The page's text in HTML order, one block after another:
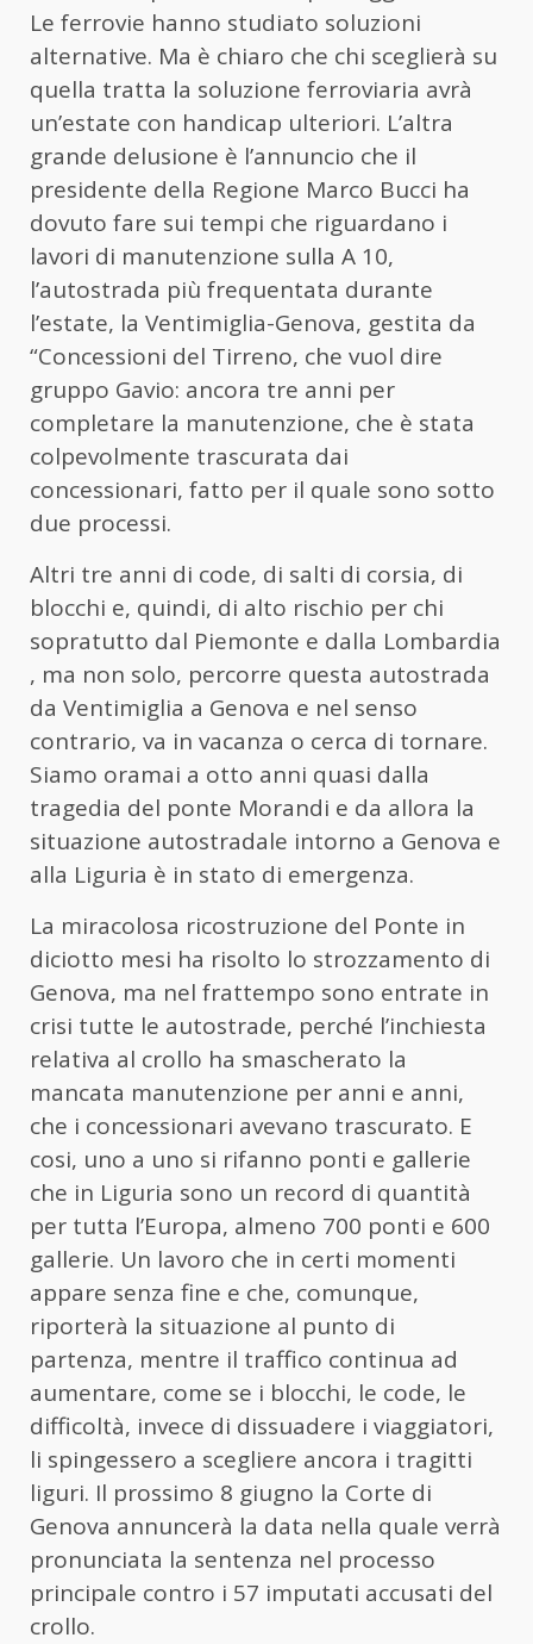
Le ferrovie hanno studiato soluzioni
alternative. Ma è chiaro che chi sceglierà su
quella tratta la soluzione ferroviaria avrà
un’estate con handicap ulteriori. L’altra
grande delusione è l’annuncio che il
presidente della Regione Marco Bucci ha
dovuto fare sui tempi che riguardano i
lavori di manutenzione sulla A 10,
l’autostrada più frequentata durante
l’estate, la Ventimiglia-Genova, gestita da
“Concessioni del Tirreno, che vuol dire
gruppo Gavio: ancora tre anni per
completare la manutenzione, che è stata
colpevolmente trascurata dai
concessionari, fatto per il quale sono sotto
due processi.
Altri tre anni di code, di salti di corsia, di
blocchi e, quindi, di alto rischio per chi
sopratutto dal Piemonte e dalla Lombardia
, ma non solo, percorre questa autostrada
da Ventimiglia a Genova e nel senso
contrario, va in vacanza o cerca di tornare.
Siamo oramai a otto anni quasi dalla
tragedia del ponte Morandi e da allora la
situazione autostradale intorno a Genova e
alla Liguria è in stato di emergenza.
La miracolosa ricostruzione del Ponte in
diciotto mesi ha risolto lo strozzamento di
Genova, ma nel frattempo sono entrate in
crisi tutte le autostrade, perché l’inchiesta
relativa al crollo ha smascherato la
mancata manutenzione per anni e anni,
che i concessionari avevano trascurato. E
cosi, uno a uno si rifanno ponti e gallerie
che in Liguria sono un record di quantità
per tutta l’Europa, almeno 700 ponti e 600
gallerie. Un lavoro che in certi momenti
appare senza fine e che, comunque,
riporterà la situazione al punto di
partenza, mentre il traffico continua ad
aumentare, come se i blocchi, le code, le
difficoltà, invece di dissuadere i viaggiatori,
li spingessero a scegliere ancora i tragitti
liguri. Il prossimo 8 giugno la Corte di
Genova annuncerà la data nella quale verrà
pronunciata la sentenza nel processo
principale contro i 57 imputati accusati del
crollo.